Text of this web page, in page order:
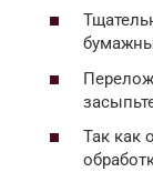
Так как